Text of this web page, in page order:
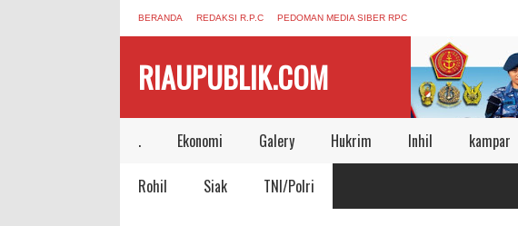
BERANDA REDAKSI R.P.C PEDOMAN MEDIA SIBER RPC
RIAUPUBLIK.COM
. Ekonomi Galery Hukrim Inhil kampar
Rohil Siak TNI/Polri